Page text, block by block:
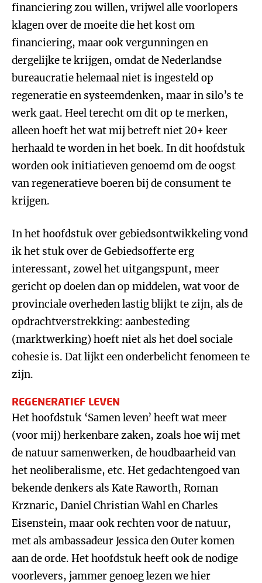
financiering zou willen, vrijwel alle voorlopers
klagen over de moeite die het kost om
financiering, maar ook vergunningen en
dergelijke te krijgen, omdat de Nederlandse
bureaucratie helemaal niet is ingesteld op
regeneratie en systeemdenken, maar in silo’s te
werk gaat. Heel terecht om dit op te merken,
alleen hoeft het wat mij betreft niet 20+ keer
herhaald te worden in het boek. In dit hoofdstuk
worden ook initiatieven genoemd om de oogst
van regeneratieve boeren bij de consument te
krijgen.
In het hoofdstuk over gebiedsontwikkeling vond
ik het stuk over de Gebiedsofferte erg
interessant, zowel het uitgangspunt, meer
gericht op doelen dan op middelen, wat voor de
provinciale overheden lastig blijkt te zijn, als de
opdrachtverstrekking: aanbesteding
(marktwerking) hoeft niet als het doel sociale
cohesie is. Dat lijkt een onderbelicht fenomeen te
zijn.
REGENERATIEF LEVEN
Het hoofdstuk ‘Samen leven’ heeft wat meer
(voor mij) herkenbare zaken, zoals hoe wij met
de natuur samenwerken, de houdbaarheid van
het neoliberalisme, etc. Het gedachtengoed van
bekende denkers als Kate Raworth, Roman
Krznaric, Daniel Christian Wahl en Charles
Eisenstein, maar ook rechten voor de natuur,
met als ambassadeur Jessica den Outer komen
aan de orde. Het hoofdstuk heeft ook de nodige
voorlevers, jammer genoeg lezen we hier